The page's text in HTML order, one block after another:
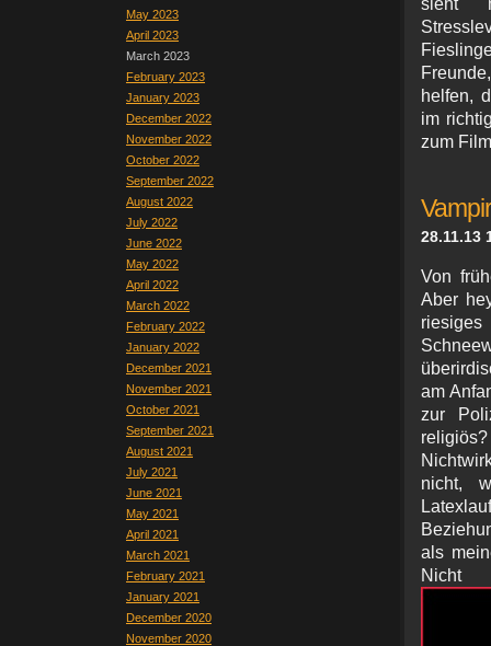
May 2023
April 2023
March 2023
February 2023
January 2023
December 2022
November 2022
October 2022
September 2022
August 2022
July 2022
June 2022
May 2022
April 2022
March 2022
February 2022
January 2022
December 2021
November 2021
October 2021
September 2021
August 2021
July 2021
June 2021
May 2021
April 2021
March 2021
February 2021
January 2021
December 2020
November 2020
sieht
helfen,
im
zum
28.11.13
Von
Aber
am
zur
nicht,
als